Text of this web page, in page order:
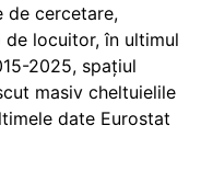
de cercetare,
locuitor, în ultimul
2025, spațiul
masiv cheltuielile
date Eurostat